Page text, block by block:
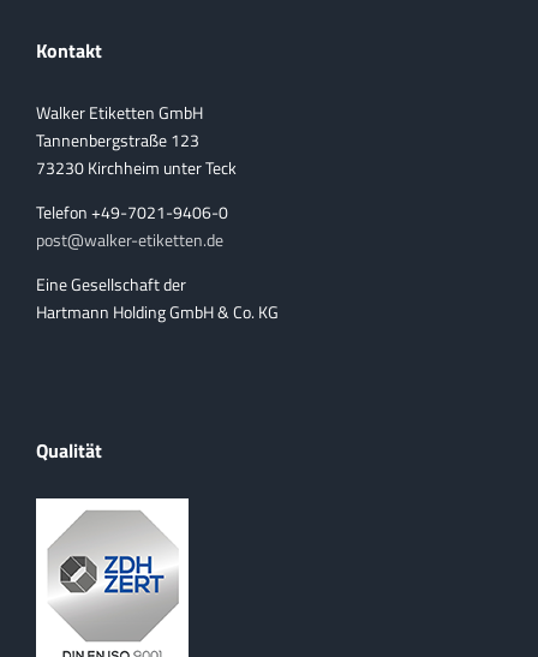
Kontakt
Walker Etiketten GmbH
Tannenbergstraße 123
73230 Kirchheim unter Teck
Telefon +49-7021-9406-0
post@walker-etiketten.de
Eine Gesellschaft der
Hartmann Holding GmbH & Co. KG
Qualität